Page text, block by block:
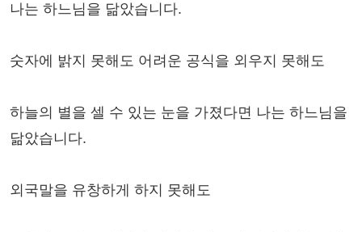
나는 하느님을 닮았습니다.
숫자에 밝지 못해도 어려운 공식을 외우지 못해도
하늘의 별을 셀 수 있는 눈을 가졌다면 나는 하느님을
닮았습니다.
외국말을 유창하게 하지 못해도